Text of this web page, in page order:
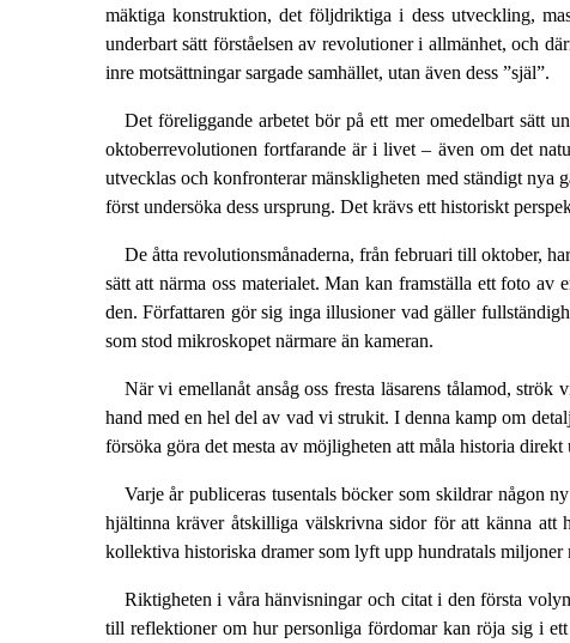
mäktiga konstruktion, det följdriktiga i dess utveckling,
underbart sätt förståelsen av revolutioner i allmänhet, och
inre motsättningar sargade samhället, utan även dess ”själ”.
Det föreliggande arbetet bör på ett mer omedelbart sätt
oktoberrevolutionen fortfarande är i livet – även om det
utvecklas och konfronterar mänskligheten med ständigt nya
först undersöka dess ursprung. Det krävs ett historiskt
De åtta revolutionsmånaderna, från februari till oktober,
sätt att närma oss materialet. Man kan framställa ett foto
den. Författaren gör sig inga illusioner vad gäller
som stod mikroskopet närmare än kameran.
När vi emellanåt ansåg oss fresta läsarens tålamod,
hand med en hel del av vad vi strukit. I denna kamp om
försöka göra det mesta av möjligheten att måla historia direkt
Varje år publiceras tusentals böcker som skildrar någon
hjältinna kräver åtskilliga välskrivna sidor för att känna att
kollektiva historiska dramer som lyft upp hundratals
Riktigheten i våra hänvisningar och citat i den första
till reflektioner om hur personliga fördomar kan röja sig i